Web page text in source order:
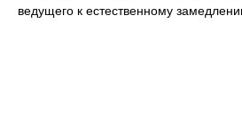
ведущего к естественному